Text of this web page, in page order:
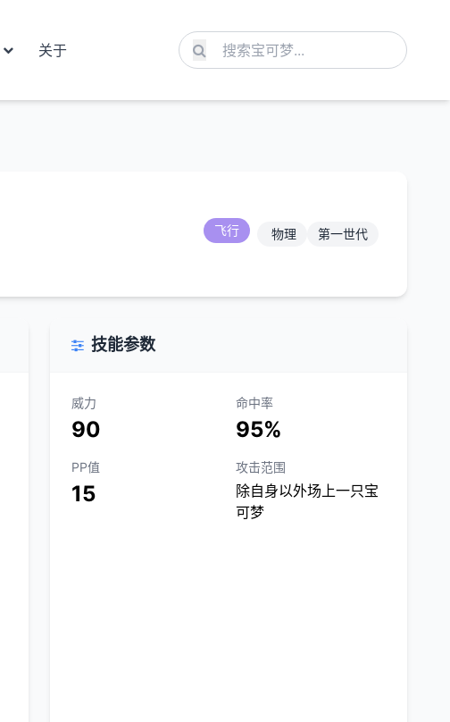
关于
飞行 物理 第一世代
技能参数
威力
90
命中率
95%
PP值
15
攻击范围
除自身以外场上一只宝
可梦